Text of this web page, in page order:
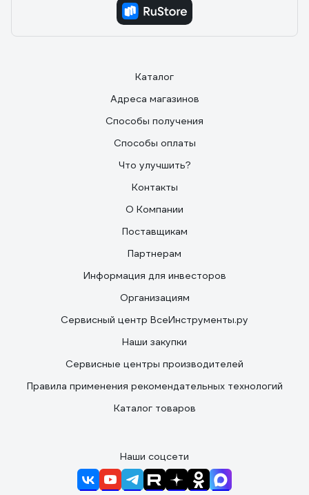
Каталог
Адреса магазинов
Способы получения
Способы оплаты
Что улучшить?
Контакты
О Компании
Поставщикам
Партнерам
Информация для инвесторов
Организациям
Сервисный центр ВсеИнструменты.ру
Наши закупки
Сервисные центры производителей
Правила применения рекомендательных технологий
Каталог товаров
Наши соцсети